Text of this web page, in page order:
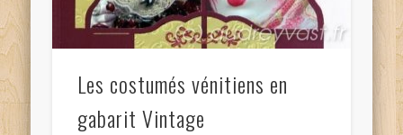
Les costumés vénitiens en
gabarit Vintage